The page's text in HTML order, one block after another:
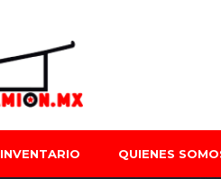
INVENTARIO QUIENES